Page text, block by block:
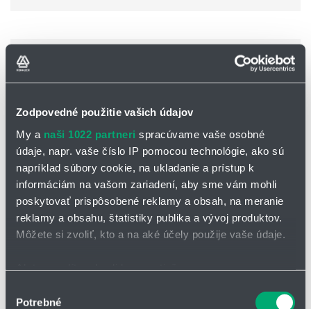
Zodpovedné použitie vašich údajov
My a naši 1022 partneri spracúvame vaše osobné
údaje, napr. vaše číslo IP pomocou technológie, ako sú
napríklad súbory cookie, na ukladanie a prístup k
informáciám na vašom zariadení, aby sme vám mohli
poskytovať prispôsobené reklamy a obsah, na meranie
reklamy a obsahu, štatistiky publika a vývoj produktov.
Môžete si zvoliť, kto a na aké účely použije vaše údaje.
polohe s presnosťou na niekoľko metrov
súhlasu
Potrebné
Koľajnice drylin® W - WSQ
Profil kolejnice: hranatý
dvojradové